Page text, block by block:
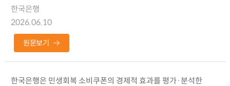
한국은행
2026.06.10
원문보기
한국은행은 민생회복 소비쿠폰의 경제적 효과를 평가·분석한